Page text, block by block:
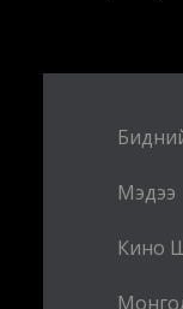
Мэдээ
Кино